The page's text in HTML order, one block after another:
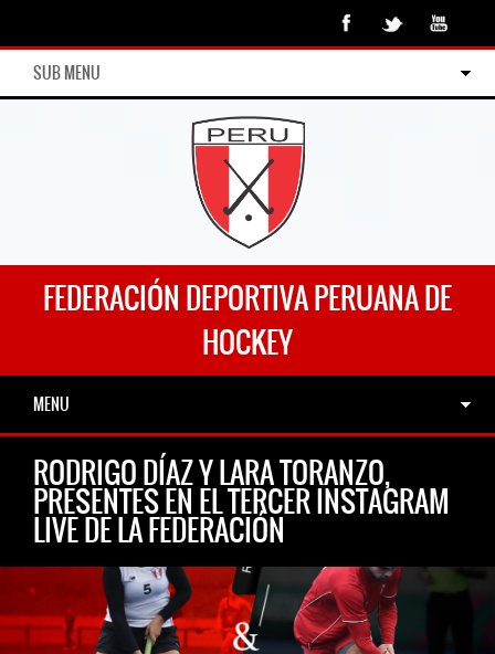
SUB MENU
FEDERACIÓN DEPORTIVA PERUANA DE
HOCKEY
MENU
RODRIGO DÍAZ Y LARA TORANZO,
PRESENTES EN EL TERCER INSTAGRAM
LIVE DE LA FEDERACIÓN